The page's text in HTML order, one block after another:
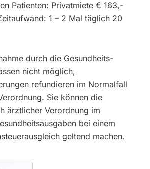
Patienten: Privatmiete € 163,-
1 – 2 Mal täglich 20
durch die Gesundheits-
nicht möglich,
refundieren im Normalfall
Sie können die
ärztlicher Verordnung im
bei einem
geltend machen.